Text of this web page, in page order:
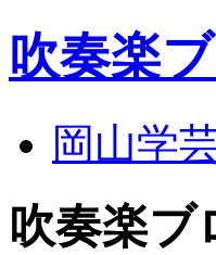
吹奏楽
岡山学
吹奏楽ブ